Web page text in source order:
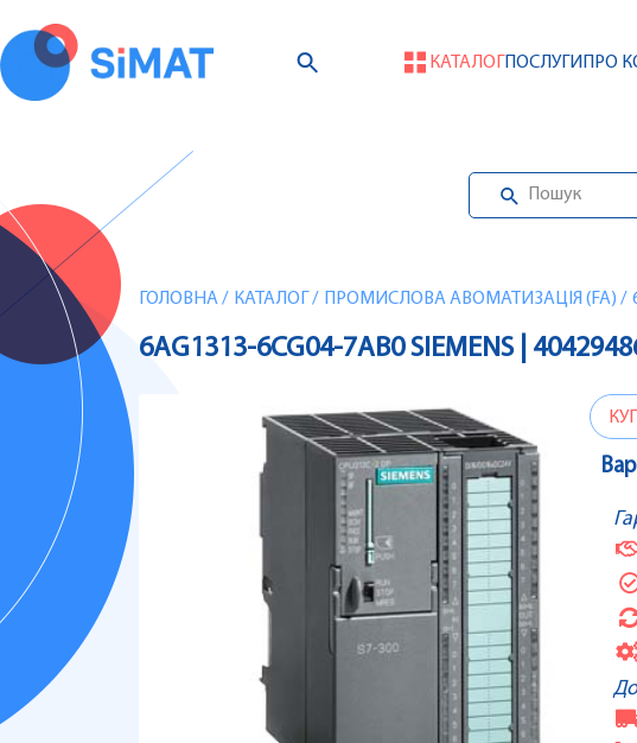
КАТАЛОГПОСЛУГИ ПРО
ГОЛОВНА/ КАТАЛОГ / ПРОМИСЛОВА АВОМАТИЗАЦІЯ (FA) /
6AG1313-6CG04-7AB0 SIEMENS |